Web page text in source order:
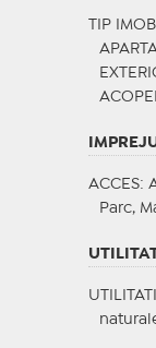
TIP
ACCES:
Parc,
UTILITATI